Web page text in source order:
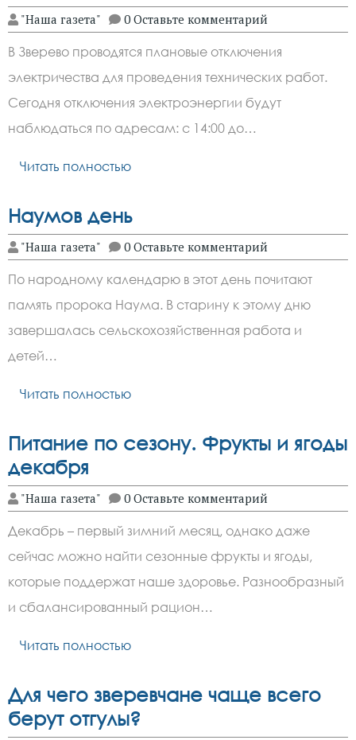
"Наша газета" 0 Оставьте комментарий
В Зверево проводятся плановые отключения
электричества для проведения технических работ.
Сегодня отключения электроэнергии будут
наблюдаться по адресам: с 14:00 до…
Читать полностью
Наумов день
"Наша газета" 0 Оставьте комментарий
По народному календарю в этот день почитают
память пророка Наума. В старину к этому дню
завершалась сельскохозяйственная работа и
детей…
Читать полностью
Питание по сезону. Фрукты и ягоды
декабря
"Наша газета" 0 Оставьте комментарий
Декабрь – первый зимний месяц, однако даже
сейчас можно найти сезонные фрукты и ягоды,
которые поддержат наше здоровье. Разнообразный
и сбалансированный рацион…
Читать полностью
Для чего зверевчане чаще всего
берут отгулы?